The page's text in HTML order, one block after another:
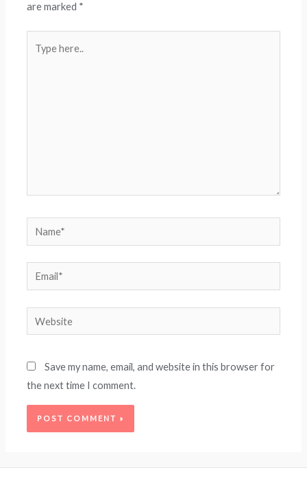
are marked *
here..
Name*
Email*
Website
Save my name, email, and website in this browser for
the next time I comment.